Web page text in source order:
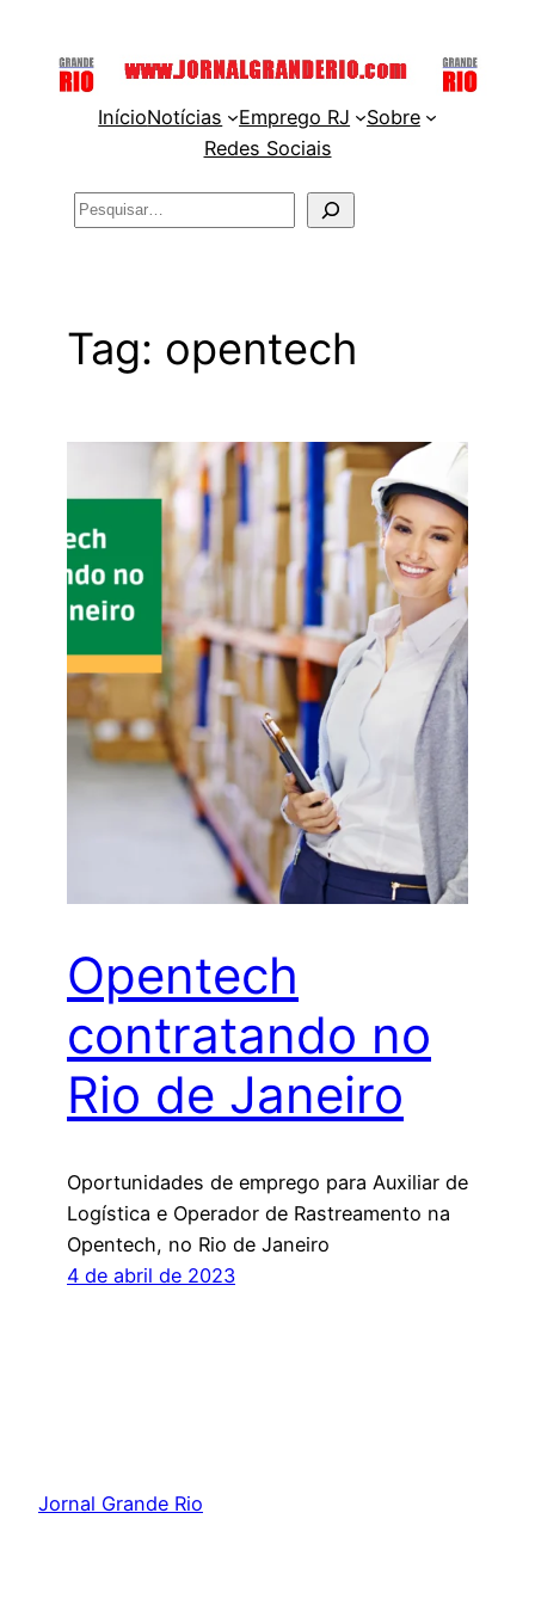
InícioNotícias Emprego RJ
Sobre
Redes Sociais
Pesquisar
Tag: opentech
Opentech
contratando no
Rio de Janeiro
Oportunidades de emprego para Auxiliar de
Logística e Operador de Rastreamento na
Opentech, no Rio de Janeiro
4 de abril de 2023
Jornal Grande Rio